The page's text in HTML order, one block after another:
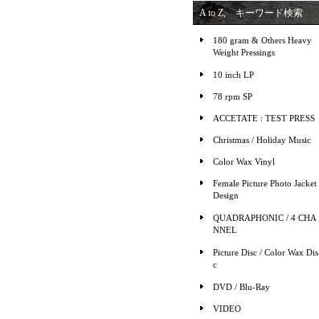
A to Z, キーワード検索
180 gram & Others Heavy
Weight Pressings
10 inch LP
78 rpm SP
ACCETATE : TEST PRESS
Christmas / Holiday Music
Color Wax Vinyl
Female Picture Photo Jacket
Design
QUADRAPHONIC / 4 CHA
NNEL
Picture Disc / Color Wax Dis
c
DVD / Blu-Ray
VIDEO